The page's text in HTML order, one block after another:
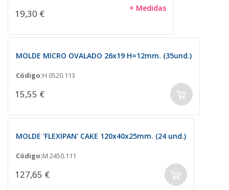
19,30 € + Medidas
MOLDE MICRO OVALADO 26x19 H=12mm. (35und.)
Código:H 0520.113
15,55 €
MOLDE 'FLEXIPAN' CAKE 120x40x25mm. (24 und.)
Código:M 2450.111
127,65 €